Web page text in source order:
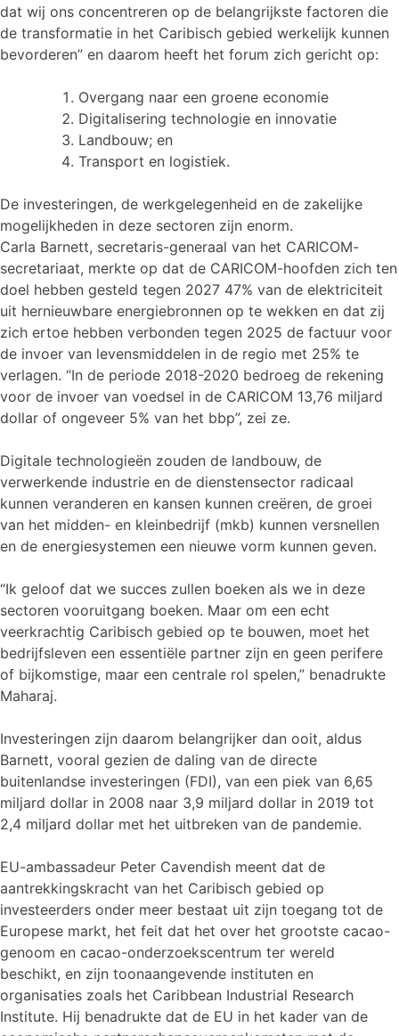
dat wij ons concentreren op de belangrijkste factoren die
de transformatie in het Caribisch gebied werkelijk kunnen
bevorderen” en daarom heeft het forum zich gericht op:
Overgang naar een groene economie
Digitalisering technologie en innovatie
Landbouw; en
Transport en logistiek.
De investeringen, de werkgelegenheid en de zakelijke
mogelijkheden in deze sectoren zijn enorm.
Carla Barnett, secretaris-generaal van het CARICOM-
secretariaat, merkte op dat de CARICOM-hoofden zich ten
doel hebben gesteld tegen 2027 47% van de elektriciteit
uit hernieuwbare energiebronnen op te wekken en dat zij
zich ertoe hebben verbonden tegen 2025 de factuur voor
de invoer van levensmiddelen in de regio met 25% te
verlagen. “In de periode 2018-2020 bedroeg de rekening
voor de invoer van voedsel in de CARICOM 13,76 miljard
dollar of ongeveer 5% van het bbp”, zei ze.
Digitale technologieën zouden de landbouw, de
verwerkende industrie en de dienstensector radicaal
kunnen veranderen en kansen kunnen creëren, de groei
van het midden- en kleinbedrijf (mkb) kunnen versnellen
en de energiesystemen een nieuwe vorm kunnen geven.
“Ik geloof dat we succes zullen boeken als we in deze
sectoren vooruitgang boeken. Maar om een echt
veerkrachtig Caribisch gebied op te bouwen, moet het
bedrijfsleven een essentiële partner zijn en geen perifere
of bijkomstige, maar een centrale rol spelen,” benadrukte
Maharaj.
Investeringen zijn daarom belangrijker dan ooit, aldus
Barnett, vooral gezien de daling van de directe
buitenlandse investeringen (FDI), van een piek van 6,65
miljard dollar in 2008 naar 3,9 miljard dollar in 2019 tot
2,4 miljard dollar met het uitbreken van de pandemie.
EU-ambassadeur Peter Cavendish meent dat de
aantrekkingskracht van het Caribisch gebied op
investeerders onder meer bestaat uit zijn toegang tot de
Europese markt, het feit dat het over het grootste cacao-
genoom en cacao-onderzoekscentrum ter wereld
beschikt, en zijn toonaangevende instituten en
organisaties zoals het Caribbean Industrial Research
Institute. Hij benadrukte dat de EU in het kader van de